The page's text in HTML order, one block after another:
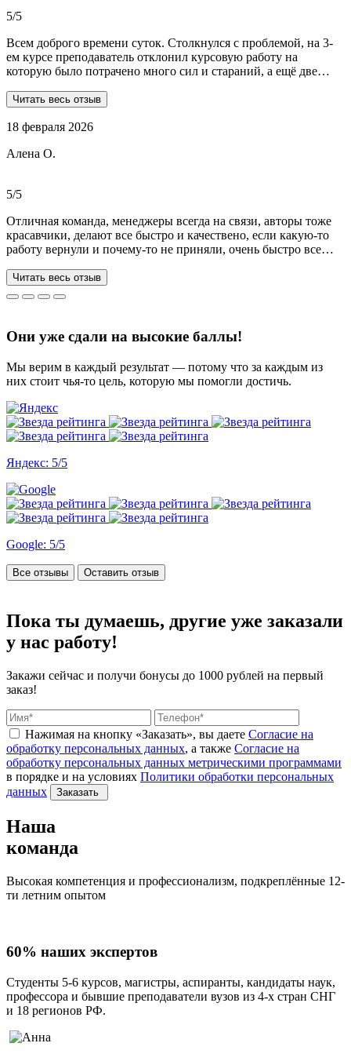
5/5
Всем доброго времени суток. Столкнулся с проблемой, на 3-
ем курсе преподаватель отклонил курсовую работу на
которую было потрачено много сил и стараний, а ещё две
обратился в Dist-help. Первый раз, были опасения и по срокам,
Ребята большие профессионалы, Алёна лучшая! Всё
Общение вызвало только позитивные эмоции. Все три работы
Читать весь отзыв
18 февраля 2026
Алена О.
5/5
Отличная команда, менеджеры всегда на связи, авторы тоже
красавчики, делают все быстро и качествено, если какую-то
работу вернули и почему-то не приняли, очень быстро все
за 3 недели, до последнего не верила, что такое возможно, но
все удалось. Спасибо, что вы есть))
Читать весь отзыв
Они уже сдали на высокие баллы!
Мы верим в каждый результат — потому что за каждым из
них стоит чья-то цель, которую мы помогли достичь.
Яндекс: 5/5
Google: 5/5
Все отзывы Оставить отзыв
Пока ты думаешь, другие уже заказали
у нас работу!
Закажи сейчас и получи бонусы до 1000 рублей на первый
заказ!
Нажимая на кнопку «Заказать», вы даете Согласие на
обработку персональных данных, а также Согласие на
обработку персональных данных метрическими программами
в порядке и на условиях Политики обработки персональных
данных
Заказать
Наша
команда
Высокая компетенция и профессионализм, подкреплённые 12-
ти летним опытом
60% наших экспертов
Студенты 5-6 курсов, магистры, аспиранты, кандидаты наук,
профессора и бывшие преподаватели вузов из 4-х стран СНГ
и 18 регионов РФ.